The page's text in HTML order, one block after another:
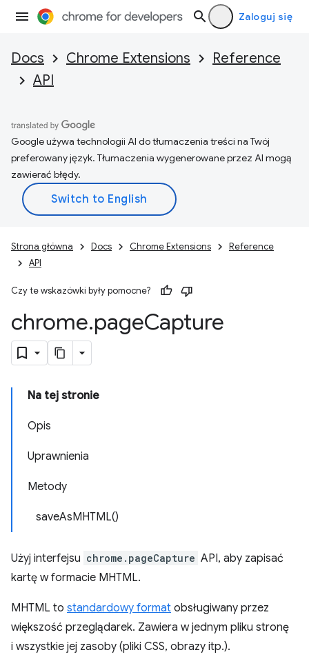
Zaloguj się
Docs Chrome Extensions
Reference
API
Google używa technologii AI do tłumaczenia treści na Twój
preferowany język. Tłumaczenia wygenerowane przez AI mogą
zawierać błędy.
Strona główna Docs Chrome Extensions
Reference
API
Czy te wskazówki były pomocne?
chrome.pageCapture
Na tej stronie
Opis
Uprawnienia
Metody
saveAsMHTML()
Użyj interfejsu chrome.pageCapture API, aby zapisać
kartę w formacie MHTML.
MHTML to standardowy format obsługiwany przez
większość przeglądarek. Zawiera w jednym pliku stronę
i wszystkie jej zasoby (pliki CSS, obrazy itp.).